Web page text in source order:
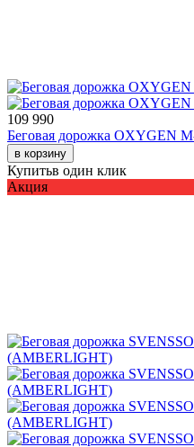
109 990
Беговая дорожка OXYGEN
в корзину
Купитьв один клик
Акция